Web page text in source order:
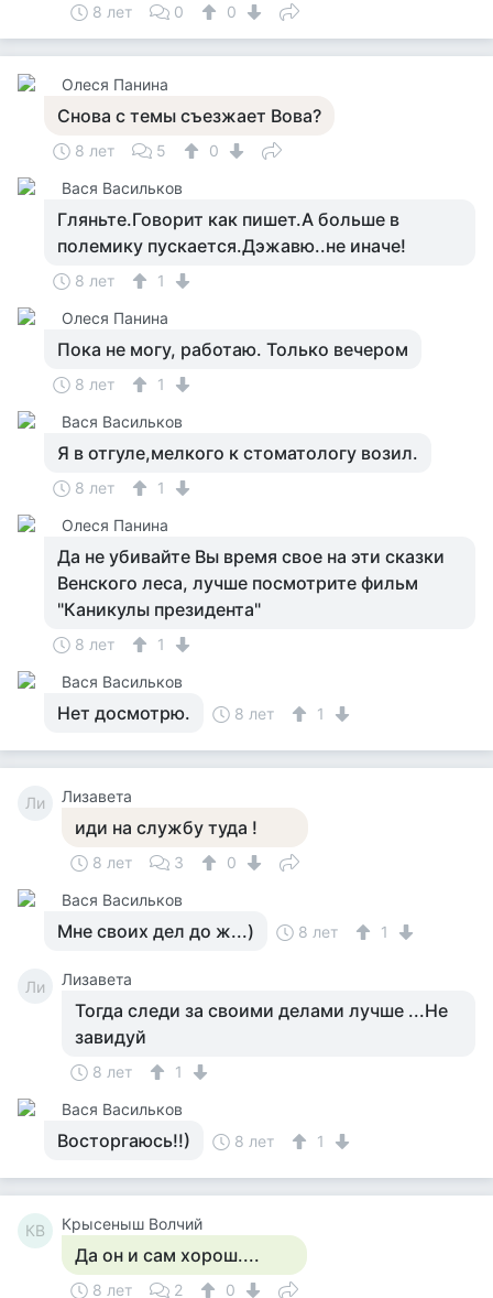
8 лет 0 0
Олеся Панина
Снова с темы съезжает Вова?
8 лет 5
0
Вася Васильков
Гляньте.Говорит как пишет.А больше в
полемику пускается.Дэжавю..не иначе!
8 лет
1
Олеся Панина
Пока не могу, работаю. Только вечером
8 лет
1
Вася Васильков
Я в отгуле,мелкого к стоматологу возил.
8 лет
1
Олеся Панина
Да не убивайте Вы время свое на эти сказки
Венского леса, лучше посмотрите фильм
"Каникулы президента"
8 лет
1
Вася Васильков
Нет досмотрю. 8 лет 1
Ли Лизавета
иди на службу туда !
8 лет 3
0
Вася Васильков
Мне своих дел до ж...) 8 лет 1
Ли Лизавета
Тогда следи за своими делами лучше ...Не
завидуй
8 лет
1
Вася Васильков
Восторгаюсь!!) 8 лет 1
КВ Крысеныш Волчий
Да он и сам хорош....
8 лет 2
0